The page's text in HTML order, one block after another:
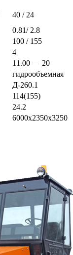
40 / 24
0.81/ 2.8
100 / 155
4
11.00 — 20
гидрообъемная
Д-260.1
114(155)
24.2
6000x2350x3250